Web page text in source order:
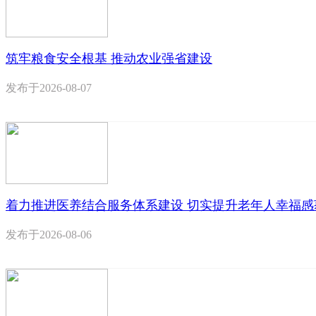
筑牢粮食安全根基 推动农业强省建设
发布于2026-08-07
着力推进医养结合服务体系建设 切实提升老年人幸福
发布于2026-08-06